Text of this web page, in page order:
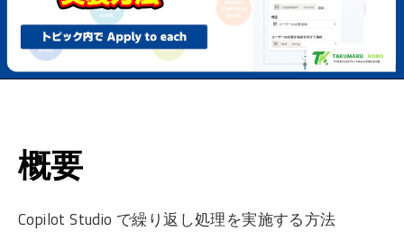
概要
Copilot Studio で繰り返し処理を実施する方法